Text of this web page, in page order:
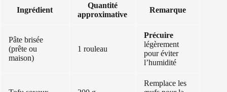
Ingrédient
Quantité
approximative
Remarque
Pâte brisée
(prête ou
maison)
1 rouleau
Précuire
légèrement
pour éviter
l’humidité
Remplace les